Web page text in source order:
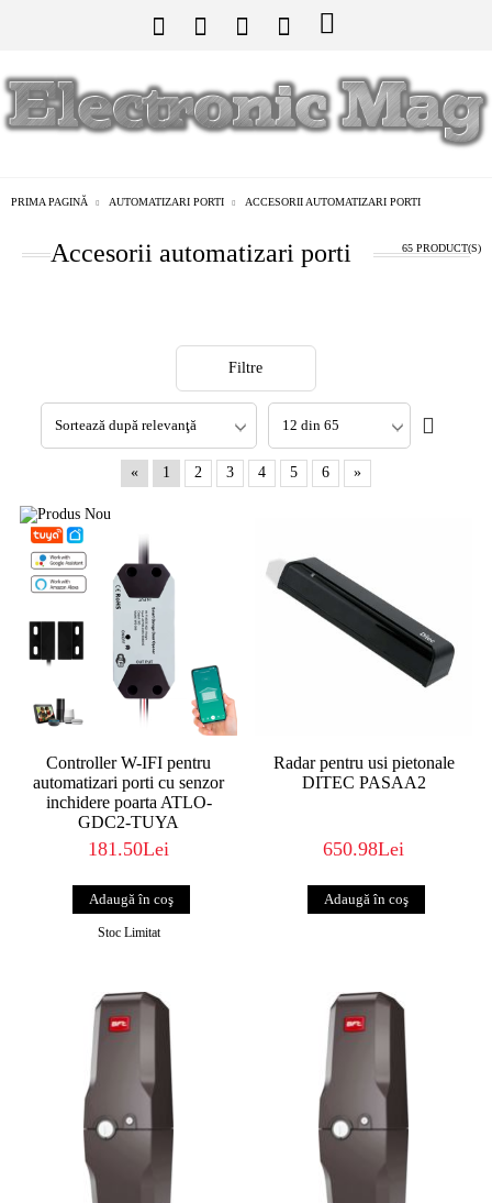
PRIMA PAGINĂ AUTOMATIZARI PORTI ACCESORII AUTOMATIZARI PORTI
65 PRODUCT(S)
Accesorii automatizari porti
Filtre
« 1 2 3 4 5 6 »
Controller W-IFI pentru
automatizari porti cu senzor
inchidere poarta ATLO-
GDC2-TUYA
181.50Lei
Stoc Limitat
Radar pentru usi pietonale
DITEC PASAA2
650.98Lei